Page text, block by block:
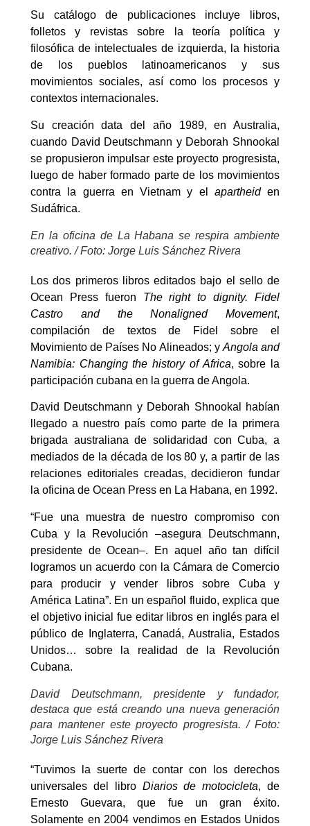
Su catálogo de publicaciones incluye libros,
folletos y revistas sobre la teoría política y
filosófica de intelectuales de izquierda, la historia
de los pueblos latinoamericanos y sus
movimientos sociales, así como los procesos y
contextos internacionales.
Su creación data del año 1989, en Australia,
cuando David Deutschmann y Deborah Shnookal
se propusieron impulsar este proyecto progresista,
luego de haber formado parte de los movimientos
contra la guerra en Vietnam y el apartheiden
Sudáfrica.
En la oficina de La Habana se respira ambiente
creativo. / Foto: Jorge Luis Sánchez Rivera
Los dos primeros libros editados bajo el sello de
Ocean Press fueron The right to dignity. Fidel
Castro and the Nonaligned Movement,
compilación de textos de Fidel sobre el
Movimiento de Países No Alineados; y Angola and
Namibia: Changing the history of Africa, sobre la
participación cubana en la guerra de Angola.
David Deutschmann y Deborah Shnookal habían
llegado a nuestro país como parte de la primera
brigada australiana de solidaridad con Cuba, a
mediados de la década de los 80 y, a partir de las
relaciones editoriales creadas, decidieron fundar
la oficina de Ocean Press en La Habana, en 1992.
“Fue una muestra de nuestro compromiso con
Cuba y la Revolución –asegura Deutschmann,
presidente de Ocean–. En aquel año tan difícil
logramos un acuerdo con la Cámara de Comercio
para producir y vender libros sobre Cuba y
América Latina”. En un español fluido, explica que
el objetivo inicial fue editar libros en inglés para el
público de Inglaterra, Canadá, Australia, Estados
Unidos… sobre la realidad de la Revolución
Cubana.
David Deutschmann, presidente y fundador,
destaca que está creando una nueva generación
para mantener este proyecto progresista. / Foto:
Jorge Luis Sánchez Rivera
“Tuvimos la suerte de contar con los derechos
universales del libro Diarios de motocicleta, de
Ernesto Guevara, que fue un gran éxito.
Solamente en 2004 vendimos en Estados Unidos